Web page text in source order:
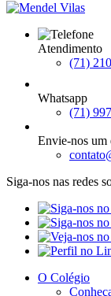
Atendimento
(71)
Whatsapp
(71)
Envie-nos um
Siga-nos nas redes
O Colégio